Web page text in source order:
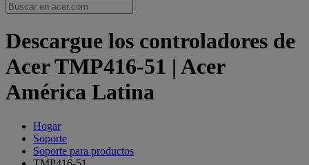
Descargue los controladores de
Acer TMP416-51 | Acer
América Latina
Hogar
Soporte
Soporte para productos